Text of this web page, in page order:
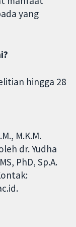
yang
hingga 28
M.K.M.
dr. Yudha
PhD, Sp.A.